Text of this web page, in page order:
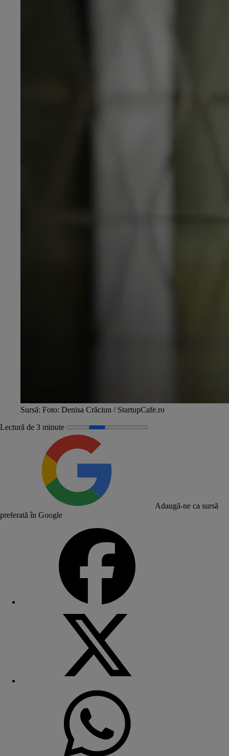
Sursă: Foto: Denisa Crăciun / StartupCafe.ro
Lectură de 3 minute
Adaugă-ne ca sursă
preferată în Google